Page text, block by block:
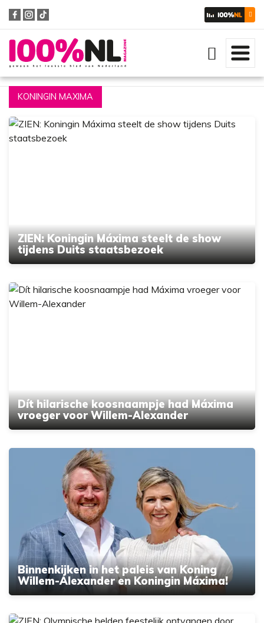
Zoeken
KONINGIN MAXIMA
ZIEN: Koningin Máxima steelt de show
tijdens Duits staatsbezoek
Dít hilarische koosnaampje had Máxima
vroeger voor Willem-Alexander
Binnenkijken in het paleis van Koning
Willem-Alexander en Koningin Máxima!